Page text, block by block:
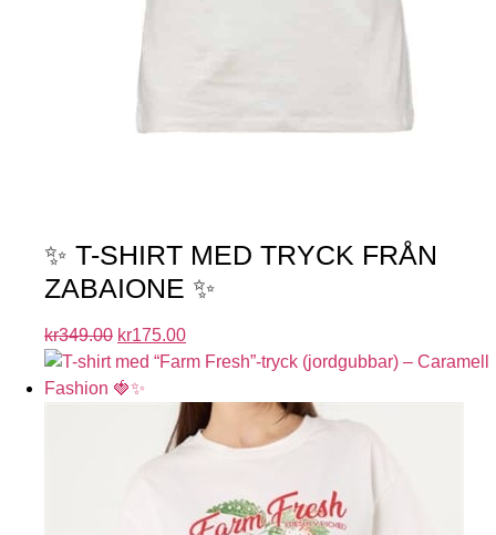
✨ T-SHIRT MED TRYCK FRÅN
ZABAIONE ✨
kr349.00 kr175.00